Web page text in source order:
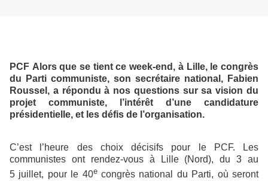
PCF Alors que se tient ce week-end, à Lille, le congrès
du Parti communiste, son secrétaire national, Fabien
Roussel, a répondu à nos questions sur sa vision du
projet communiste, l’intérêt d’une candidature
présidentielle, et les défis de l’organisation.
C’est l’heure des choix décisifs pour le PCF. Les
communistes ont rendez-vous à Lille (Nord), du 3 au
5 juillet, pour le 40econgrès national du Parti, où seront